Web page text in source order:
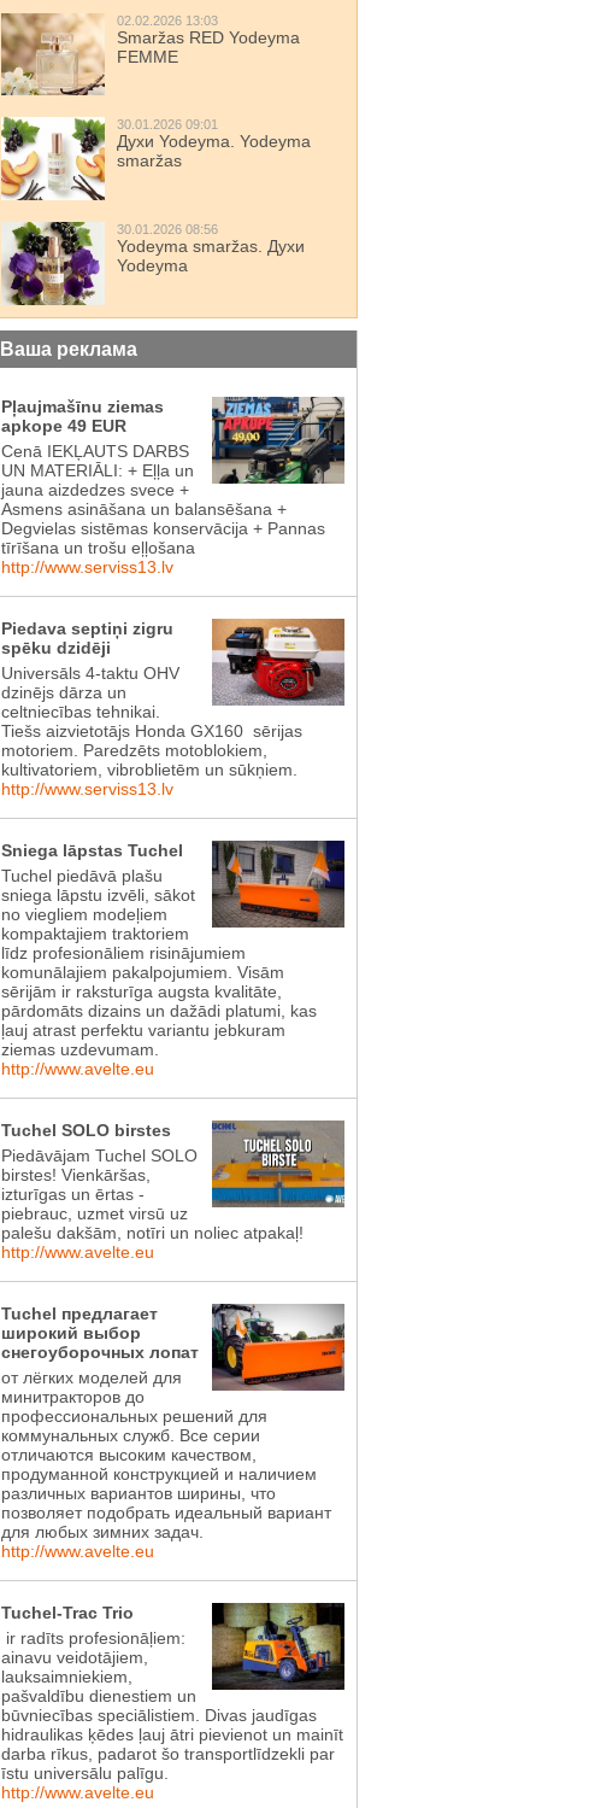
02.02.2026 13:03
Smaržas RED Yodeyma
FEMME
30.01.2026 09:01
Духи Yodeyma. Yodeyma
smaržas
30.01.2026 08:56
Yodeyma smaržas. Духи
Yodeyma
Ваша реклама
Pļaujmašīnu ziemas
apkope 49 EUR
Cenā IEKĻAUTS DARBS
UN MATERIĀLI: + Eļļa un
jauna aizdedzes svece +
Asmens asināšana un balansēšana +
Degvielas sistēmas konservācija + Pannas
tīrīšana un trošu eļļošana
http://www.serviss13.lv
Piedava septiņi zigru
spēku dzidēji
Universāls 4-taktu OHV
dzinējs dārza un
celtniecības tehnikai.
Tiešs aizvietotājs Honda GX160 sērijas
motoriem. Paredzēts motoblokiem,
kultivatoriem, vibroblietēm un sūkņiem.
http://www.serviss13.lv
Sniega lāpstas Tuchel
Tuchel piedāvā plašu
sniega lāpstu izvēli, sākot
no viegliem modeļiem
kompaktajiem traktoriem
līdz profesionāliem risinājumiem
komunālajiem pakalpojumiem. Visām
sērijām ir raksturīga augsta kvalitāte,
pārdomāts dizains un dažādi platumi, kas
ļauj atrast perfektu variantu jebkuram
ziemas uzdevumam.
http://www.avelte.eu
Tuchel SOLO birstes
Piedāvājam Tuchel SOLO
birstes! Vienkāršas,
izturīgas un ērtas -
piebrauc, uzmet virsū uz
palešu dakšām, notīri un noliec atpakaļ!
http://www.avelte.eu
Tuchel предлагает
широкий выбор
снегоуборочных лопат
от лёгких моделей для
минитракторов до
профессиональных решений для
коммунальных служб. Все серии
отличаются высоким качеством,
продуманной конструкцией и наличием
различных вариантов ширины, что
позволяет подобрать идеальный вариант
для любых зимних задач.
http://www.avelte.eu
Tuchel-Trac Trio
ir radīts profesionāļiem:
ainavu veidotājiem,
lauksaimniekiem,
pašvaldību dienestiem un
būvniecības speciālistiem. Divas jaudīgas
hidraulikas ķēdes ļauj ātri pievienot un mainīt
darba rīkus, padarot šo transportlīdzekli par
īstu universālu palīgu.
http://www.avelte.eu